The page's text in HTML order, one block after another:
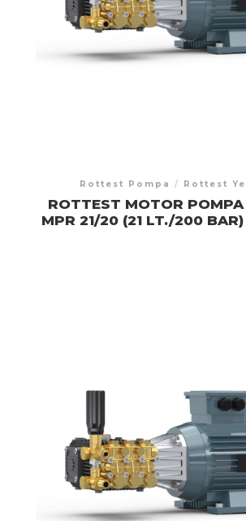
Rottest Pompa / Rottest
ROTTEST MOTOR POMPA
MPR 21/20 (21 LT./200